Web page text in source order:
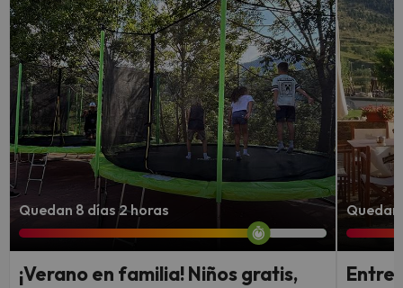
Quedan 8 días 2 horas
¡Verano en familia! Niños gratis,
Quedan
Entre